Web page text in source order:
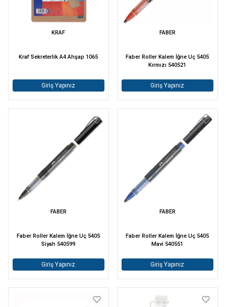
KRAF
Kraf Sekreterlik A4 Ahşap 1065
Giriş Yapınız
FABER
Faber Roller Kalem İğne Uç 5405
Kırmızı 540521
Giriş Yapınız
FABER
Faber Roller Kalem İğne Uç 5405
Siyah 540599
Giriş Yapınız
FABER
Faber Roller Kalem İğne Uç 5405
Mavi 540551
Giriş Yapınız